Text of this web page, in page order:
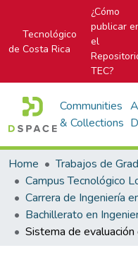
Tecnológico
de Costa Rica
¿Cómo
publicar
el
TEC?
Communities
& Collections
Home
Trabajos de